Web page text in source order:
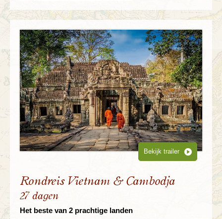
Bekijk trailer
Rondreis Vietnam & Cambodja
27 dagen
Het beste van 2 prachtige landen